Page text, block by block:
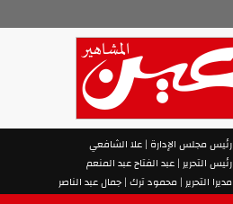
رئيس مجلس الإدارة | علا الشافعي
رئيس التحرير | عبد الفتاح عبد المنعم
مديرا التحرير | محمود ترك | جمال عبد الناصر